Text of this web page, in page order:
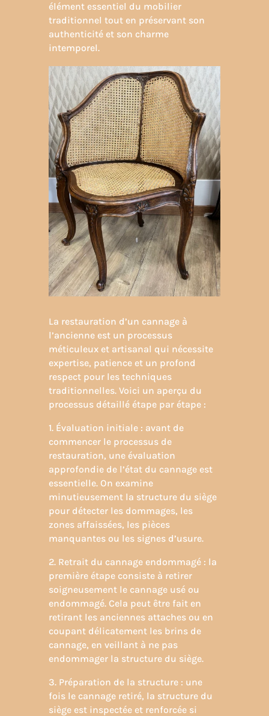
élément essentiel du mobilier
traditionnel tout en préservant son
authenticité et son charme
intemporel.
La restauration d’un cannage à
l’ancienne est un processus
méticuleux et artisanal qui nécessite
expertise, patience et un profond
respect pour les techniques
traditionnelles. Voici un aperçu du
processus détaillé étape par étape :
1. Évaluation initiale : avant de
commencer le processus de
restauration, une évaluation
approfondie de l’état du cannage est
essentielle. On examine
minutieusement la structure du siège
pour détecter les dommages, les
zones affaissées, les pièces
manquantes ou les signes d’usure.
2. Retrait du cannage endommagé : la
première étape consiste à retirer
soigneusement le cannage usé ou
endommagé. Cela peut être fait en
retirant les anciennes attaches ou en
coupant délicatement les brins de
cannage, en veillant à ne pas
endommager la structure du siège.
3. Préparation de la structure : une
fois le cannage retiré, la structure du
siège est inspectée et renforcée si